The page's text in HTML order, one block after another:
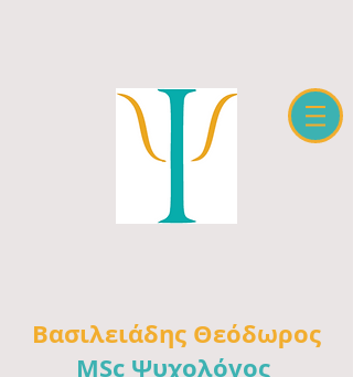
Βασιλειάδης Θεόδωρος
MSc Ψυχολόγος